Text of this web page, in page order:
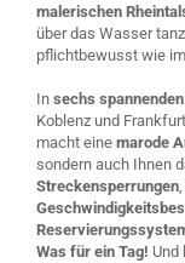
malerischen
über das Wasser
pflichtbewusst wie
In sechs
Koblenz und
macht eine marode
sondern auch Ihnen
Streckensperrungen
Was für ein Tag! Und